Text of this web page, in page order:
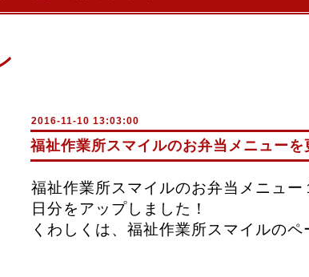
2016-11-10 13:03:00
福祉作業所スマイルのお弁当メニュー
福祉作業所スマイルのお弁当メニュー
日分をアップしました！
くわしくは、福祉作業所スマイルのペ